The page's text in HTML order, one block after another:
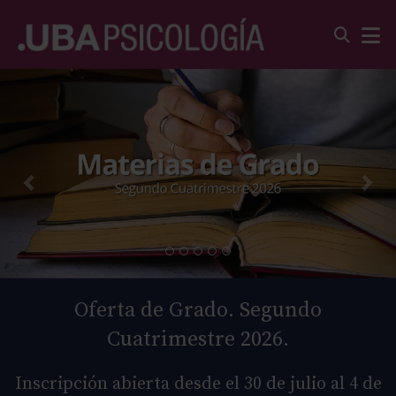
Oferta de Grado. Segundo
Cuatrimestre 2026.
Inscripción abierta desde el 30 de julio al 4 de